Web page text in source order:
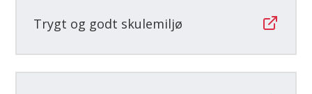
Trygt og godt skulemiljø